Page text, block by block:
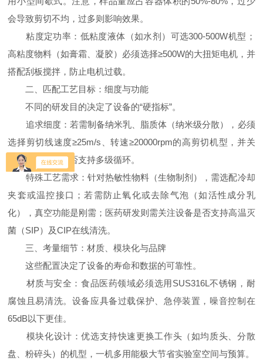
会导致剪切不均，过多则影响效果。
粘度定功率：低粘度液体（如水剂）可选300-500W机型；
高粘度物料（如膏霜、凝胶）必须选择≥500W的大扭矩电机，并
搭配刮板搅拌，防止电机过载。
二、匹配工艺目标：细度与功能
不同的研发目的决定了设备的“硬指标”。
追求细度：若需制备纳米乳、脂质体（纳米级分散），必须
选择剪切线速度≥25m/s、转速≥20000rpm的高剪切机型，并关
注定转子结构是否支持多级循环。
特殊工艺需求：针对热敏性物料（生物制剂），需选配冷却
夹套或温控接口；若需防止氧化或去除气泡（如活性成分乳
化），真空功能是刚需；医药研发则需关注设备是否支持高温灭
菌（SIP）及CIP在线清洗。
三、考量细节：材质、模块化与品牌
这些配置决定了设备的寿命和数据的可靠性。
材质与安全：食品医药领域必须选用SUS316L不锈钢，耐
腐蚀且易清洗。设备应具备过载保护、急停装置，噪音控制在
65dB以下更佳。
模块化设计：优选支持快速更换工作头（如均质头、分散
盘、粉碎头）的机型，一机多用能极大节省实验室空间与预算。